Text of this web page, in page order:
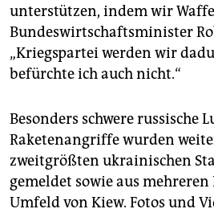
unterstützen, indem wir
Bundeswirtschaftsminister
„Kriegspartei werden wir
befürchte ich auch nicht.“
Besonders schwere russische
Raketenangriffe wurden
zweitgrößten ukrainischen
gemeldet sowie aus
Umfeld von Kiew. Fotos und